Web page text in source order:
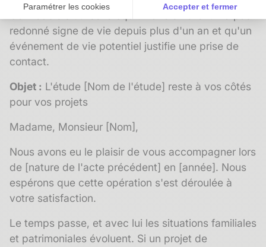
Paramétrer les cookies Accepter et fermer
Axeptio consent
Plateforme de Gestion du Consentement :
Notre plateforme vous permet d'adapter et de gérer
ancien client
redonné signe de vie depuis plus d'un an et qu'un
événement de vie potentiel justifie une prise de
contact.
Objet : L'étude [Nom de l'étude] reste à vos côtés
pour vos projets
Madame, Monsieur [Nom],
Nous avons eu le plaisir de vous accompagner lors
de [nature de l'acte précédent] en [année]. Nous
espérons que cette opération s'est déroulée à
votre satisfaction.
Le temps passe, et avec lui les situations familiales
et patrimoniales évoluent. Si un projet de